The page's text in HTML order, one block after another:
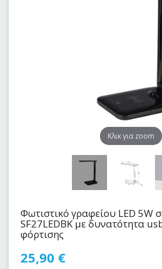
Kλικ για zoom
Φωτιστικό γραφείου LED
SF27LEDBK με δυνατότητα
φόρτισης
25,90 €